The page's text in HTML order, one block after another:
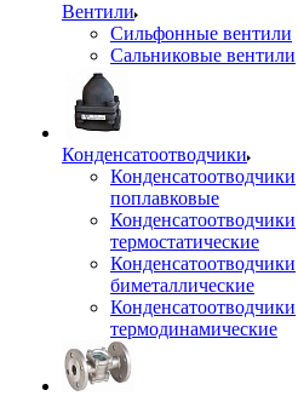
Вентили
Сильфонные вентили
Сальниковые вентили
Конденсатоотводчики
Конденсатоотводчики
поплавковые
Конденсатоотводчики
термостатические
Конденсатоотводчики
биметаллические
Конденсатоотводчики
термодинамические